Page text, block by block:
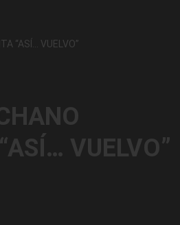
“ASÍ… VUELVO”
VUELVO”